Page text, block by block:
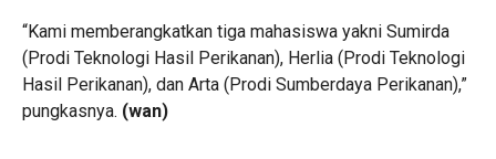
“Kami memberangkatkan tiga mahasiswa yakni Sumirda
(Prodi Teknologi Hasil Perikanan), Herlia (Prodi Teknologi
Hasil Perikanan), dan Arta (Prodi Sumberdaya Perikanan),”
pungkasnya. (wan)